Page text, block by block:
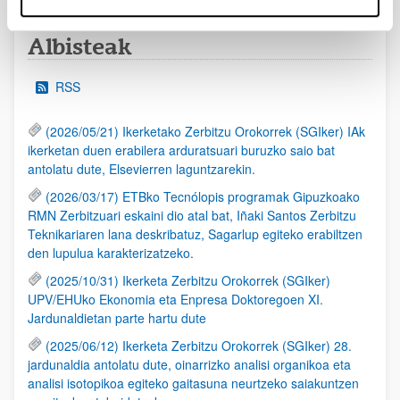
Albisteak
RSS
(2026/05/21) Ikerketako Zerbitzu Orokorrek (SGIker) IAk
ikerketan duen erabilera arduratsuari buruzko saio bat
antolatu dute, Elsevierren laguntzarekin.
(2026/03/17) ETBko Tecnólopis programak Gipuzkoako
RMN Zerbitzuari eskaini dio atal bat, Iñaki Santos Zerbitzu
Teknikariaren lana deskribatuz, Sagarlup egiteko erabiltzen
den lupulua karakterizatzeko.
(2025/10/31) Ikerketa Zerbitzu Orokorrek (SGIker)
UPV/EHUko Ekonomia eta Enpresa Doktoregoen XI.
Jardunaldietan parte hartu dute
(2025/06/12) Ikerketa Zerbitzu Orokorrek (SGIker) 28.
jardunaldia antolatu dute, oinarrizko analisi organikoa eta
analisi isotopikoa egiteko gaitasuna neurtzeko saiakuntzen